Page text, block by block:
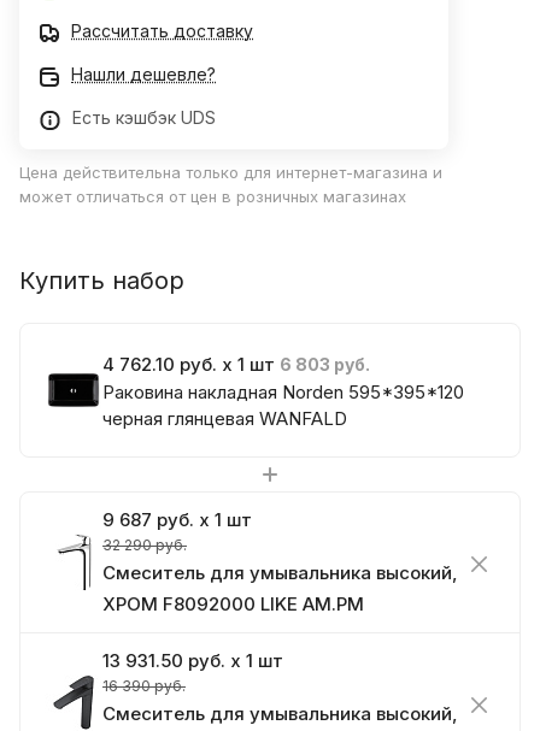
Рассчитать доставку
Нашли дешевле?
Есть кэшбэк UDS
Цена действительна только для интернет-магазина и
может отличаться от цен в розничных магазинах
Купить набор
4 762.10 руб. x 1 шт 6 803 руб.
Раковина накладная Norden 595*395*120
черная глянцевая WANFALD
Смеситель для умывальника высокий,
ХРОМ F8092000 LIKE АМ.РМ
9 687 руб. x 1 шт
32 290 руб.
Смеситель для умывальника высокий,
13 931.50 руб. x 1 шт
16 390 руб.